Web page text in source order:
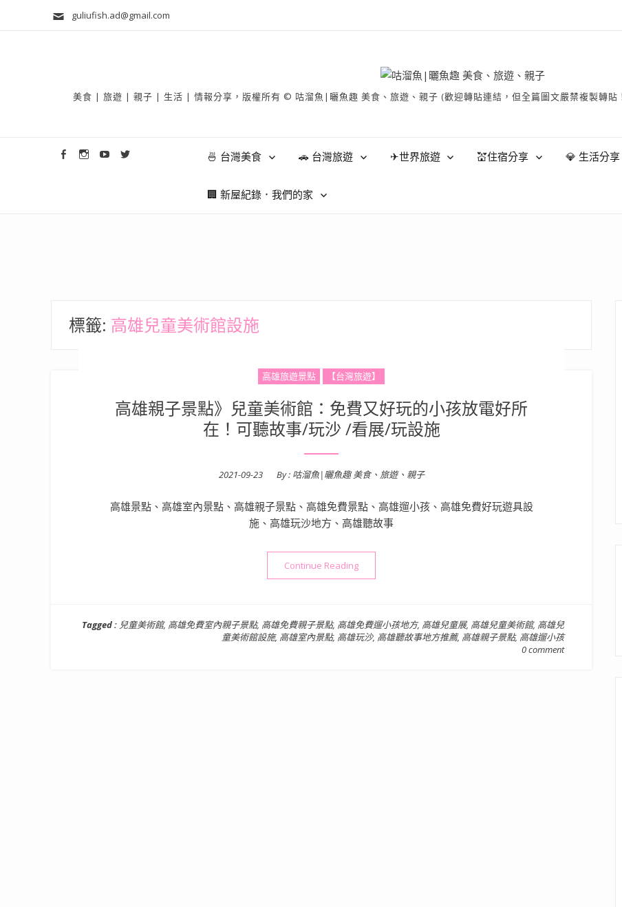
guliufish.ad@gmail.com
美食 | 旅遊 | 親子 | 生活 | 情報分享，版權所有 © 咕溜魚|曬魚趣 美食、旅遊、親子 (歡迎轉貼連結，但全篇圖文嚴禁複製轉貼
🍜 台灣美食 🚗 台灣旅遊 ✈世界旅遊 💒住宿分享 💎 生活分享
🏢 新屋紀錄．我們的家
標籤: 高雄兒童美術館設施
高雄旅遊景點 【台灣旅遊】
高雄親子景點》兒童美術館：免費又好玩的小孩放電好所
在！可聽故事/玩沙 /看展/玩設施
Posted
2021-09-23 By : 咕溜魚|曬魚趣 美食、旅遊、親子
高雄景點、高雄室內景點、高雄親子景點、高雄免費景點、高雄遛小孩、高雄免費好玩遊具設
施、高雄玩沙地方、高雄聽故事
Continue Reading“高雄親子景點》兒童美術館：免費又好玩的小孩放電好所在！可聽
Tagged : 兒童美術館, 高雄免費室內親子景點, 高雄免費親子景點, 高雄免費遛小孩地方, 高雄兒童展, 高雄兒童美術館, 高雄兒
童美術館設施, 高雄室內景點, 高雄玩沙, 高雄聽故事地方推薦, 高雄親子景點, 高雄遛小孩
0 comment